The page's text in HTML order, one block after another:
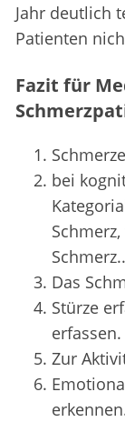
Jahr deutlich
Patienten
Fazit für
bei
Das
Stürze
erfassen.
Zur